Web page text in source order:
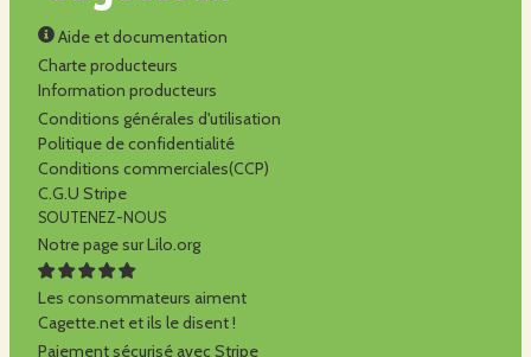
Aide et documentation
Charte producteurs
Information producteurs
Conditions générales d'utilisation
Politique de confidentialité
Conditions commerciales(CCP)
C.G.U Stripe
SOUTENEZ-NOUS
Notre page sur Lilo.org
Les consommateurs aiment
Cagette.net et ils le disent !
Paiement sécurisé avec Stripe